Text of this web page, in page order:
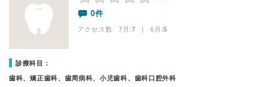
0件
アクセス数 7月:7 | 6月:5
診療科目：
歯科、矯正歯科、歯周病科、小児歯科、歯科口腔外科